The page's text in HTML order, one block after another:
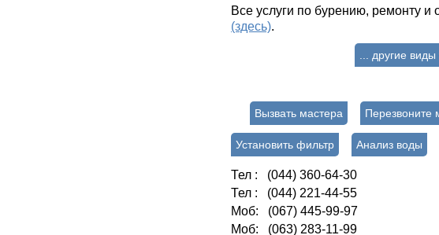
Все услуги по бурению, ремонту
(здесь).
... другие виды
Вызвать мастера Перезвоните
Установить фильтр Анализ воды
Тел : (044) 360-64-30
Тел : (044) 221-44-55
Моб: (067) 445-99-97
Моб: (063) 283-11-99